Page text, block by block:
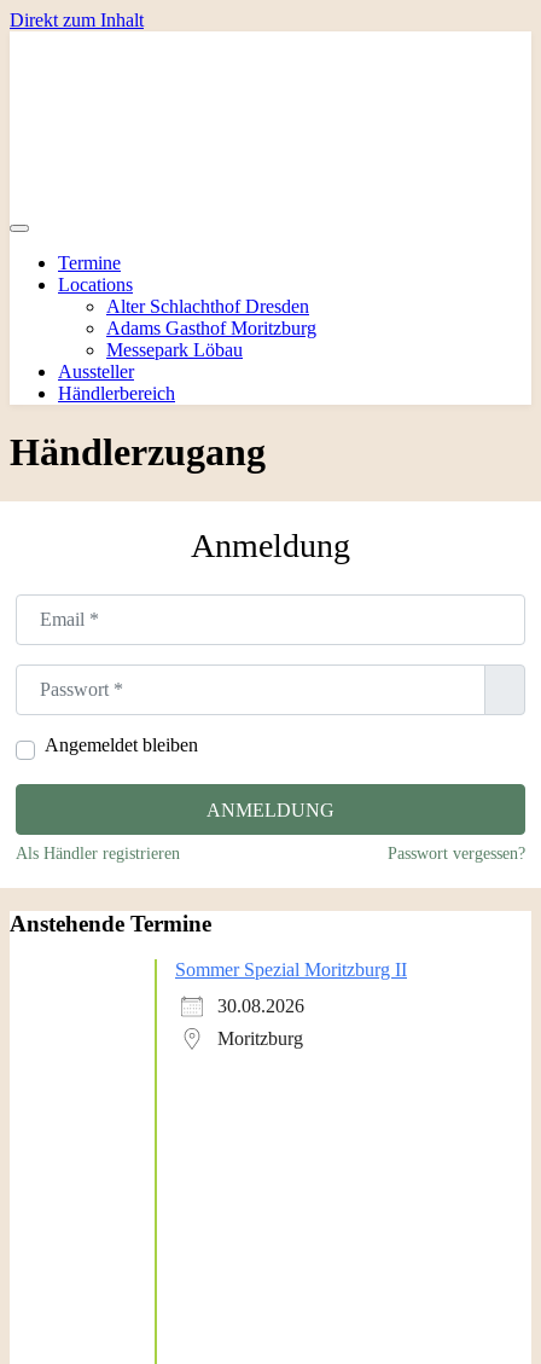
Direkt zum Inhalt
Termine
Locations
Alter Schlachthof Dresden
Adams Gasthof Moritzburg
Messepark Löbau
Aussteller
Händlerbereich
Händlerzugang
Anmeldung
E-Mail
Passwort
Angemeldet bleiben
ANMELDUNG
Als Händler registrieren Passwort vergessen?
Anstehende Termine
Sommer Spezial Moritzburg II
30.08.2026
Moritzburg